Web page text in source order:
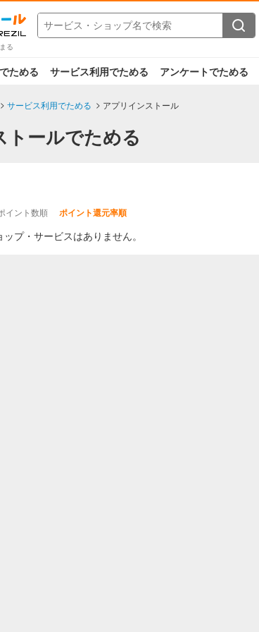
る
ためる サービス利用でためる アンケートでためる
サービス利用でためる アプリインストール
トールでためる
イント数順 ポイント還元率順
プ・サービスはありません。